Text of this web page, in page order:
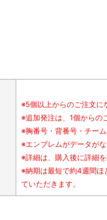
※5個以上からのご注文に
※追加発注は、1個からの
※胸番号・背番号・チー
※エンブレムがデータが
※詳細は、購入後に詳細
※納期は最短で約4週間ほ
ていただきます。